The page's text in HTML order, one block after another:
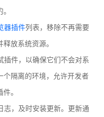
器插件列表，移除不再需要
放系统资源。
插件，以确保它们不会对系
个隔离的环境，允许开发者
。
志，及时安装更新。更新通